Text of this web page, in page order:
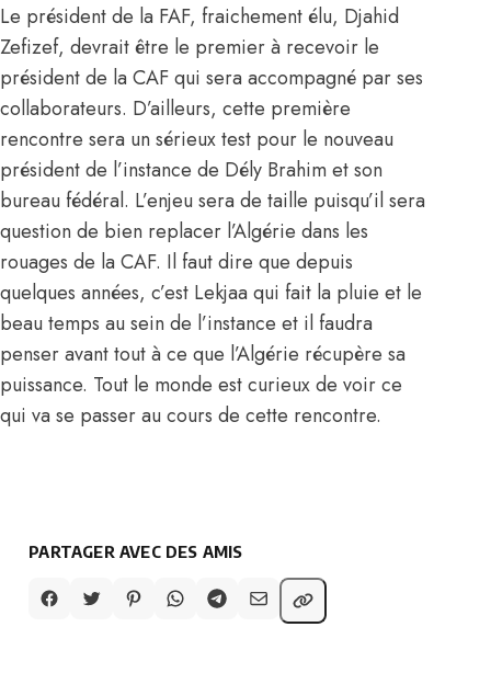
Le président de la FAF, fraichement élu, Djahid
Zefizef, devrait être le premier à recevoir le
président de la CAF qui sera accompagné par ses
collaborateurs. D’ailleurs, cette première
rencontre sera un sérieux test pour le nouveau
président de l’instance de Dély Brahim et son
bureau fédéral. L’enjeu sera de taille puisqu’il sera
question de bien replacer l’Algérie dans les
rouages de la CAF. Il faut dire que depuis
quelques années, c’est Lekjaa qui fait la pluie et le
beau temps au sein de l’instance et il faudra
penser avant tout à ce que l’Algérie récupère sa
puissance. Tout le monde est curieux de voir ce
qui va se passer au cours de cette rencontre.
PARTAGER AVEC DES AMIS